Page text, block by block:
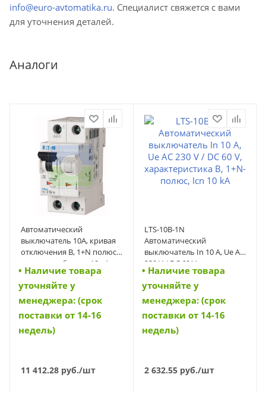
info@euro-avtomatika.ru. Специалист свяжется с вами
для уточнения деталей.
Аналоги
Автоматический
выключатель 10А, кривая
отключения В, 1+N полюса,
откл. способность 10 кА
(FAZ-B10/1N) (278644)
• Наличие товара
уточняйте у
менеджера: (срок
поставки от 14-16
недель)
11 412.28 руб./шт
LTS-10B-1N
Автоматический
выключатель In 10 A, Ue AC
230 V / DC 60 V,
характеристика B, 1+N-
полюс, Icn 10 kA (42002)
• Наличие товара
уточняйте у
менеджера: (срок
поставки от 14-16
недель)
2 632.55 руб./шт